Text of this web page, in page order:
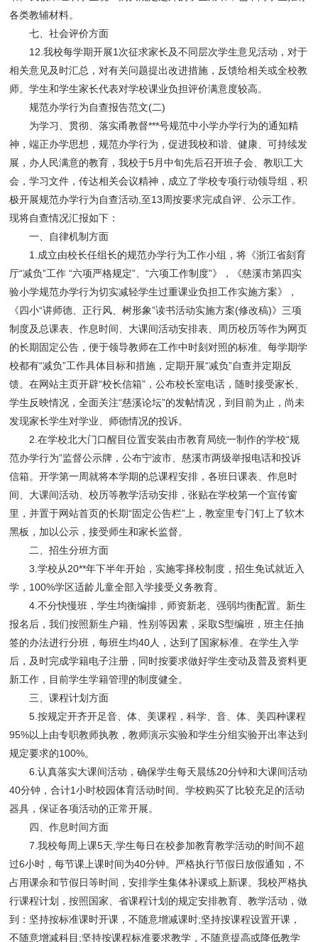
各类教辅材料。
七、社会评价方面
12.我校每学期开展1次征求家长及不同层次学生意见活动，对于
相关意见及时汇总，对有关问题提出改进措施，反馈给相关或全校教
师。学生和学生家长代表对学校课业负担评价满意度较高。
规范办学行为自查报告范文(二)
为学习、贯彻、落实甬教督***号规范中小学办学行为的通知精
神，端正办学思想，规范办学行为，促进我校和谐、健康、可持续发
展，办人民满意的教育，我校于5月中旬先后召开班子会、教职工大
会，学习文件，传达相关会议精神，成立了学校专项行动领导组，积
极开展规范办学行为自查活动,至13周按要求完成自评、公示工作。
现将自查情况汇报如下：
一、自律机制方面
1.成立由校长任组长的规范办学行为工作小组，将《浙江省刻育
厅“减负”工作 “六项严格规定”、“六项工作制度”》，《慈溪市第四实
验小学规范办学行为切实减轻学生过重课业负担工作实施方案》，
《四小“讲师德、正行风、树形象”读书活动实施方案(修改稿)》三项
制度及总课表、作息时间、大课间活动安排表、周历校历等作为网页
的长期固定公告，便于领导教师在工作中时刻对照的标准。每学期学
校都有“减负”工作具体目标和措施，定期开展“减负”自查并定期反
馈。在网站主页开辟“校长信箱”，公布校长室电话，随时接受家长、
学生反映情况，全面关注“慈溪论坛”的发帖情况，到目前为止，尚未
发现家长学生对学业、师德情况的投诉。
2.在学校北大门口醒目位置安装由市教育局统一制作的学校“规
范办学行为”监督公示牌，公布宁波市、慈溪市两级举报电话和投诉
信箱。开学第一周就将本学期的总课程安排，各班日课表、作息时
间、大课间活动、校历等教学活动安排，张贴在学校第一个宣传窗
里，并置于网站首页的长期“固定公告栏”上，教室里专门钉上了软木
黑板，加以公示，接受师生和家长监督。
二、招生分班方面
3.学校从20**年下半年开始，实施零择校制度，招生免试就近入
学，100%学区适龄儿童全部入学接受义务教育。
4.不分快慢班，学生均衡编排，师资新老、强弱均衡配置。新生
报名后，我们按照新生户籍、性别等因素，采取S型编班，班主任抽
签的办法进行分班，每班生均40人，达到了国家标准。在学生入学
后，及时完成学籍电子注册，同时按要求做好学生变动及普及资料更
新工作，目前学生学籍管理的制度健全。
三、课程计划方面
5.按规定开齐开足音、体、美课程，科学、音、体、美四种课程
95%以上由专职教师执教，教师演示实验和学生分组实验开出率达到
规定要求的100%。
6.认真落实大课间活动，确保学生每天晨练20分钟和大课间活动
40分钟，合计1小时校园体育活动时间。学校购买了比较充足的活动
器具，保证各项活动的正常开展。
四、作息时间方面
7.我校每周上课5天,学生每日在校参加教育教学活动的时间不超
过6小时，每节课上课时间为40分钟。严格执行节假日放假通知，不
占用课余和节假日等时间，安排学生集体补课或上新课。我校严格执
行课程计划，按照国家、省课程计划的规定安排教育、教学活动，做
到：坚持按标准课时开课，不随意增减课时;坚持按课程设置开课，
不随意增减科目;坚持按课程标准要求教学，不随意提高或降低教学